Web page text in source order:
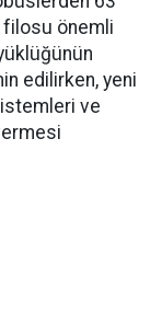
filosu önemli
edilirken, yeni
ve